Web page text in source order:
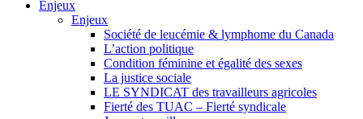
Enjeux
Enjeux
Société de leucémie & lymphome du Canada
L’action politique
Condition féminine et égalité des sexes
La justice sociale
LE SYNDICAT des travailleurs agricoles
Fierté des TUAC – Fierté syndicale